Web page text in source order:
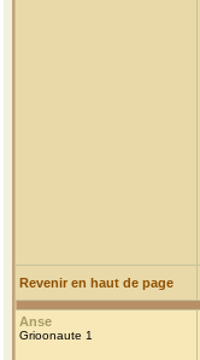
Revenir en haut de page
Anse
Grioonaute 1